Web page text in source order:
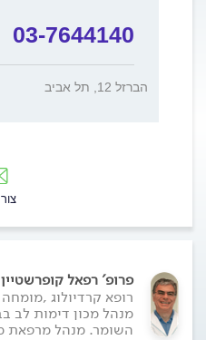
03-7644140
הברזל 12, תל אביב
פרופ' רפאל קופרשטיין
רופא קרדיולוג ,מומחה
מנהל מכון דימות לב
השומר. מנהל מרפאת